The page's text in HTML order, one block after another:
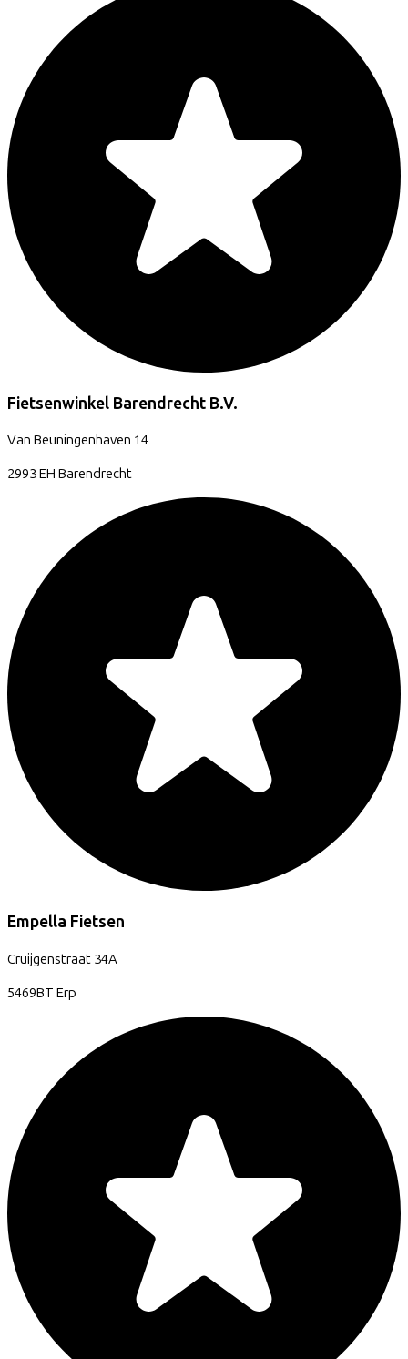
Fietsenwinkel Barendrecht B.V.
Van Beuningenhaven 14
2993 EH Barendrecht
Empella Fietsen
Cruijgenstraat 34A
5469BT Erp